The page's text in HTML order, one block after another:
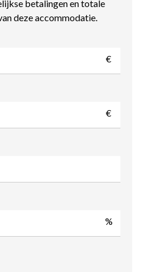
betalingen en totale
deze accommodatie.
€
€
%